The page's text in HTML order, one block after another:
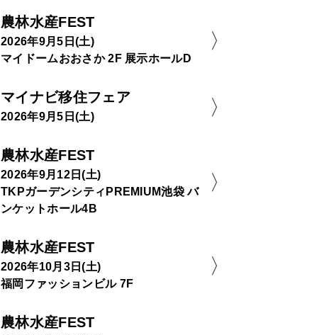
農林水産FEST
2026年9月5日(土)
マイドームおおさか 2F 展示ホールD
マイナビ移住フェア
2026年9月5日(土)
農林水産FEST
2026年9月12日(土)
TKPガーデンシティPREMIUM池袋 バ
ンケットホール4B
農林水産FEST
2026年10月3日(土)
福岡ファッションビル 7F
農林水産FEST